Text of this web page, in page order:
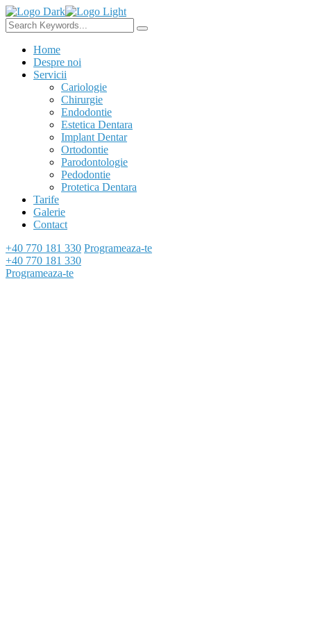
Home
Despre noi
Servicii
Cariologie
Chirurgie
Endodontie
Estetica Dentara
Implant Dentar
Ortodontie
Parodontologie
Pedodontie
Protetica Dentara
Tarife
Galerie
Contact
+40 770 181 330 Programeaza-te
+40 770 181 330
Programeaza-te